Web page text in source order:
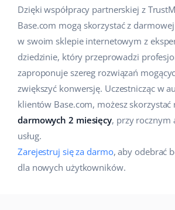
Dzięki współpracy partnerskiej z
Base.com mogą skorzystać z
w swoim sklepie internetowym z
dziedzinie, który przeprowadzi
zaproponuje szereg rozwiązań
zwiększyć konwersję. Uczestnicząc w
klientów Base.com, możesz skorzystać
darmowych 2 miesięcy, przy rocznym
usług.
Zarejestruj się za darmo, aby odebrać
dla nowych użytkowników.